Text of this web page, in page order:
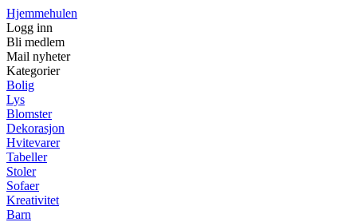
Hjemmehulen
Logg inn
Bli medlem
Mail nyheter
Kategorier
Bolig
Lys
Blomster
Dekorasjon
Hvitevarer
Tabeller
Stoler
Sofaer
Kreativitet
Barn